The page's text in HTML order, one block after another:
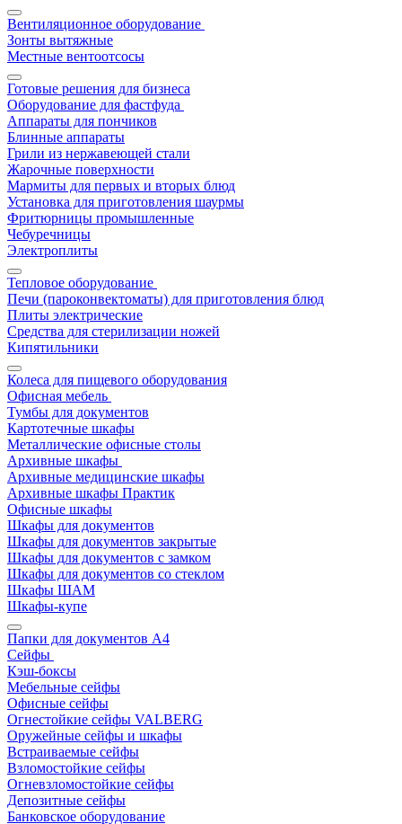
Вентиляционное оборудование
Зонты вытяжные
Местные вентоотсосы
Готовые решения для бизнеса
Оборудование для фастфуда
Аппараты для пончиков
Блинные аппараты
Грили из нержавеющей стали
Жарочные поверхности
Мармиты для первых и вторых блюд
Установка для приготовления шаурмы
Фритюрницы промышленные
Чебуречницы
Электроплиты
Тепловое оборудование
Печи (пароконвектоматы) для приготовления блюд
Плиты электрические
Средства для стерилизации ножей
Кипятильники
Колеса для пищевого оборудования
Офисная мебель
Тумбы для документов
Картотечные шкафы
Металлические офисные столы
Архивные шкафы
Архивные медицинские шкафы
Архивные шкафы Практик
Офисные шкафы
Шкафы для документов
Шкафы для документов закрытые
Шкафы для документов с замком
Шкафы для документов со стеклом
Шкафы ШАМ
Шкафы-купе
Папки для документов A4
Сейфы
Кэш-боксы
Мебельные сейфы
Офисные сейфы
Огнестойкие сейфы VALBERG
Оружейные сейфы и шкафы
Встраиваемые сейфы
Взломостойкие сейфы
Огневзломостойкие сейфы
Депозитные сейфы
Банковское оборудование